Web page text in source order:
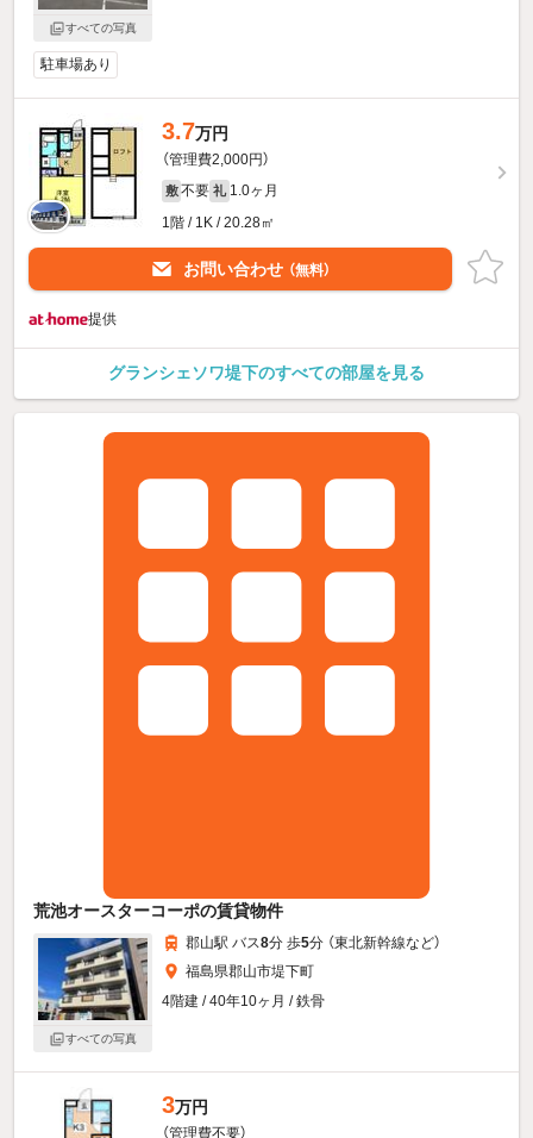
すべての写真
駐車場あり
3.7万円
（管理費2,000円）
敷 不要 礼 1.0ヶ月
1階 / 1K / 20.28㎡
お問い合わせ （無料）
提供
グランシェソワ堤下のすべての部屋を見る
荒池オースターコーポの賃貸物件
すべての写真
郡山駅 バス8分 歩5分 （東北新幹線など）
福島県郡山市堤下町
4階建 / 40年10ヶ月 / 鉄骨
3万円
（管理費不要）